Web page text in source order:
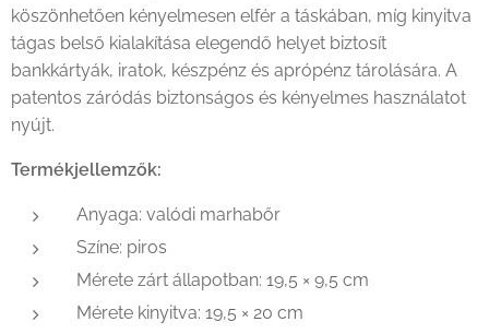
köszönhetően kényelmesen elfér a táskában, míg kinyitva
tágas belső kialakítása elegendő helyet biztosít
bankkártyák, iratok, készpénz és aprópénz tárolására. A
patentos záródás biztonságos és kényelmes használatot
nyújt.
Termékjellemzők:
Anyaga: valódi marhabőr
Színe: piros
Mérete zárt állapotban: 19,5 × 9,5 cm
Mérete kinyitva: 19,5 × 20 cm